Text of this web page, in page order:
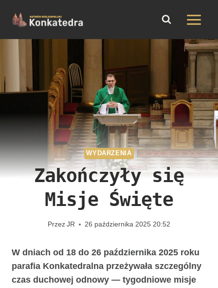
treści
WYDARZENIA
Zakończyły się
Misje Święte
PrzezJR 26 października 2025 20:52
W dniach od 18 do 26 października 2025 roku
parafia Konkatedralna przeżywała szczególny
czas duchowej odnowy — tygodniowe misje